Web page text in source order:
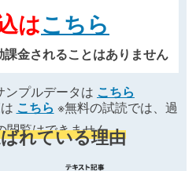
はこちら
金されることはありません
ンプルデータは こちら
こちら ※無料の試読では、過
閲覧はできません
れている理由